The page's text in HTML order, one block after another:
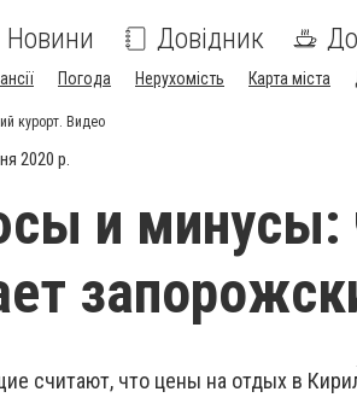
Новини Довідник
Погода Нерухомість Карта міста
курорт. Видео
2020 р.
и
считают, что цены на отдых в